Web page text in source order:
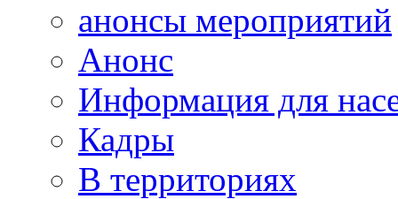
анонсы мероприятий
Анонс
Информация для
Кадры
В территориях